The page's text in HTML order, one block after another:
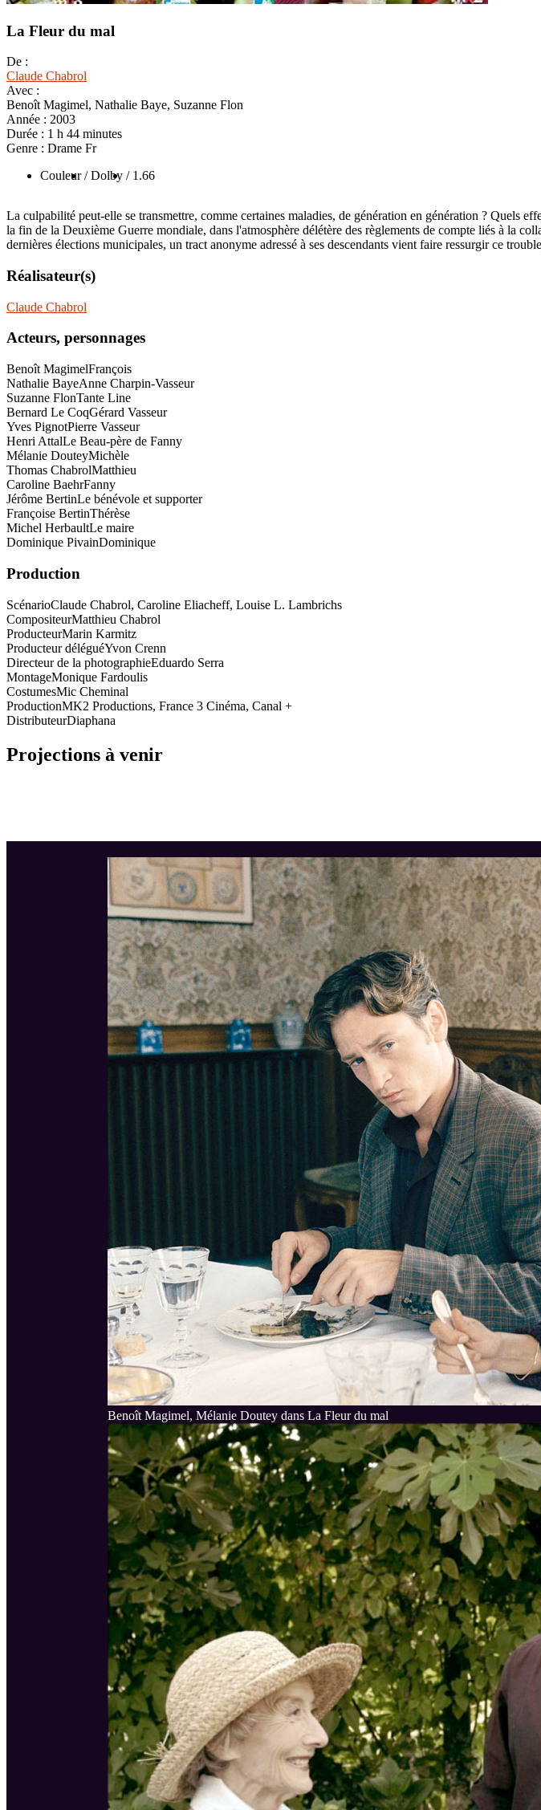
La Fleur du mal
De :
Claude Chabrol
Avec :
Benoît Magimel, Nathalie Baye, Suzanne Flon
Année : 2003
Durée : 1 h 44 minutes
Genre : Drame Fr
Couleur / Dolby / 1.66
La culpabilité peut-elle se transmettre, comme certaines maladies, de génération en génération ? Quels
la fin de la Deuxième Guerre mondiale, dans l'atmosphère délétère des règlements de compte liés à la
dernières élections municipales, un tract anonyme adressé à ses descendants vient faire ressurgir ce
Réalisateur(s)
Claude Chabrol
Acteurs, personnages
Benoît MagimelFrançois
Nathalie BayeAnne Charpin-Vasseur
Suzanne FlonTante Line
Bernard Le CoqGérard Vasseur
Yves PignotPierre Vasseur
Henri AttalLe Beau-père de Fanny
Mélanie DouteyMichèle
Thomas ChabrolMatthieu
Caroline BaehrFanny
Jérôme BertinLe bénévole et supporter
Françoise BertinThérèse
Michel HerbaultLe maire
Dominique PivainDominique
Production
ScénarioClaude Chabrol, Caroline Eliacheff, Louise L. Lambrichs
CompositeurMatthieu Chabrol
ProducteurMarin Karmitz
Producteur déléguéYvon Crenn
Directeur de la photographieEduardo Serra
MontageMonique Fardoulis
CostumesMic Cheminal
ProductionMK2 Productions, France 3 Cinéma, Canal +
DistributeurDiaphana
Projections à venir
Benoît Magimel, Mélanie Doutey dans La Fleur du mal